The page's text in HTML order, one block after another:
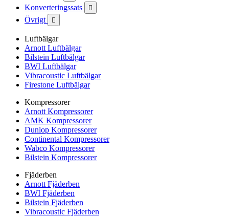
Konverteringssats 
Övrigt 
Luftbälgar
Arnott Luftbälgar
Bilstein Luftbälgar
BWI Luftbälgar
Vibracoustic Luftbälgar
Firestone Luftbälgar
Kompressorer
Arnott Kompressorer
AMK Kompressorer
Dunlop Kompressorer
Continental Kompressorer
Wabco Kompressorer
Bilstein Kompressorer
Fjäderben
Arnott Fjäderben
BWI Fjäderben
Bilstein Fjäderben
Vibracoustic Fjäderben